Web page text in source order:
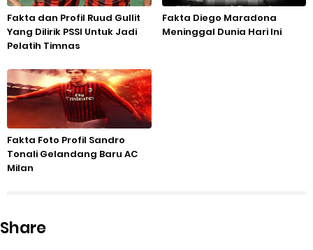
Fakta dan Profil Ruud Gullit
Yang Dilirik PSSI Untuk Jadi
Pelatih Timnas
Fakta Diego Maradona
Meninggal Dunia Hari Ini
Fakta Foto Profil Sandro
Tonali Gelandang Baru AC
Milan
Share